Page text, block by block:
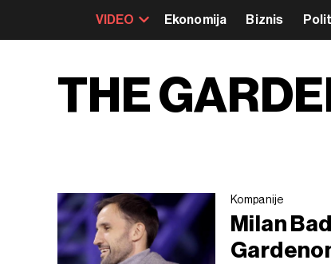
VIDEO Ekonomija Biznis
THE
Kompanije
Milan